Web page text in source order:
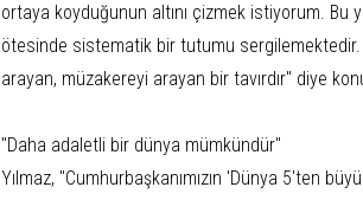
ortaya koyduğunun altını çizmek istiyorum. Bu
ötesinde sistematik bir tutumu sergilemektedir.
arayan, müzakereyi arayan bir tavırdır" diye
"Daha adaletli bir dünya mümkündür"
Yılmaz, "Cumhurbaşkanımızın 'Dünya 5'ten